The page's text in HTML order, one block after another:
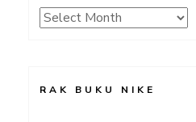
Archives
RAK BUKU NIKE